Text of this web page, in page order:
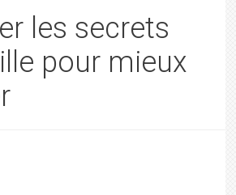
les secrets
pour mieux